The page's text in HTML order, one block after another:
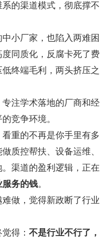
的渠道模式，彻底撑不
小厂家，也陷入两难困
同质化，反腐卡死了费
终端毛利，两头挤压之
注学术落地的厂商和经
竞争环境。
重的不再是你手里有多
质控帮扶、设备运维、
渠道的盈利逻辑，正在
服务的钱。
做，觉得新政断了行业
得： 不是行业不行了，